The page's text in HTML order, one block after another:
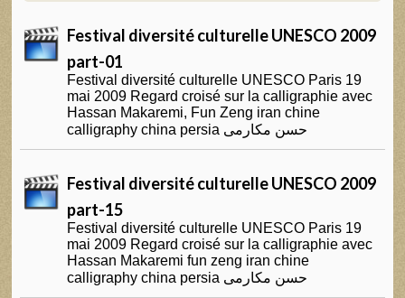
Festival diversité culturelle UNESCO 2009
part-01
Festival diversité culturelle UNESCO Paris 19
mai 2009 Regard croisé sur la calligraphie avec
Hassan Makaremi, Fun Zeng iran chine
calligraphy china persia حسن مکارمی
Festival diversité culturelle UNESCO 2009
part-15
Festival diversité culturelle UNESCO Paris 19
mai 2009 Regard croisé sur la calligraphie avec
Hassan Makaremi fun zeng iran chine
calligraphy china persia حسن مکارمی